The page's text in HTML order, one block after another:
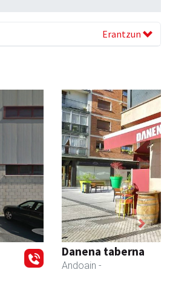
Erantzun
Next